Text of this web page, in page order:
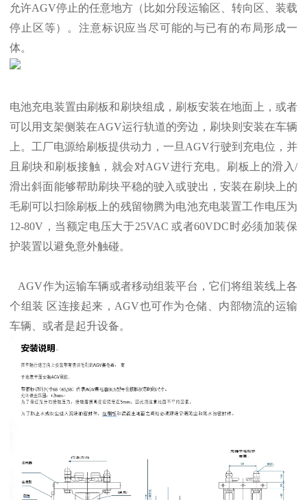
允许AGV停止的任意地方（比如分段运输区、转向区、装载
停止区等）。注意标识应当尽可能的与已有的布局形成一
体。
电池充电装置由刷板和刷块组成，刷板安装在地面上，或者
可以用支架侧装在AGV运行轨道的旁边，刷块则安装在车辆
上。工厂电源给刷板提供动力，一旦AGV行驶到充电位，并
且刷块和刷板接触，就会对AGV进行充电。刷板上的滑入/
滑出斜面能够帮助刷块平稳的驶入或驶出，安装在刷块上的
毛刷可以扫除刷板上的残留物腾为电池充电装置工作电压为
12-80V，当额定电压大于25VAC 或者60VDC时必须加装保
护装置以避免意外触碰。
AGV作为运输车辆或者移动组装平台，它们将组装线上各
个组装 区连接起来，AGV也可作为仓储、内部物流的运输
车辆、或者是起升设备。